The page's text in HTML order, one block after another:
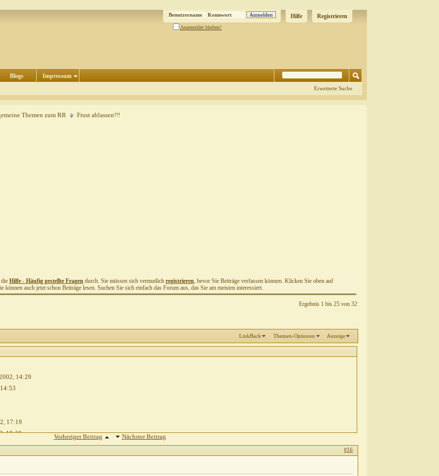
Registrieren
Hilfe
Angemeldet bleiben?
Blogs Impressum
Erweiterte Suche
Themen zum RR Frust ablassen!!!
Hilfe - Häufig gestellte Fragen durch. Sie müssen sich vermutlich registrieren, bevor Sie Beiträge verfassen können. Klicken Sie oben auf
können auch jetzt schon Beiträge lesen. Suchen Sie sich einfach das Forum aus, das Sie am meisten interessiert.
Ergebnis 1 bis 25 von 32
LinkBack Themen-Optionen Anzeige
14:29
14:53
17:19
18:18
20:22
Vorheriger Beitrag Nächster Beitrag
#16